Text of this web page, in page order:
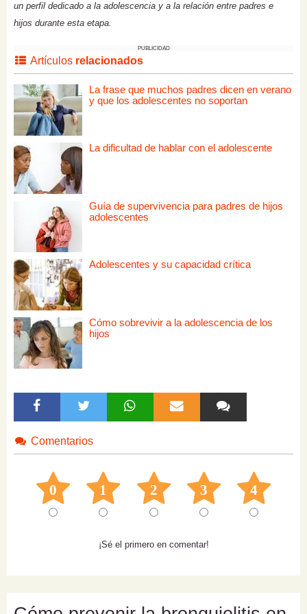
un perfil dedicado a la adolescencia y a la relación entre padres e
hijos durante esta etapa.
PUBLICIDAD
Artículos relacionados
La frase que muchos padres dicen en verano
y que los adolescentes no soportan
La dificultad de hablar con el adolescente
Guía de supervivencia para padres de hijos
adolescentes
Adolescentes y su capacidad crítica
Cómo sobrevivir a la adolescencia de los
hijos
Comentarios
0 1 2 3 4
¡Sé el primero en comentar!